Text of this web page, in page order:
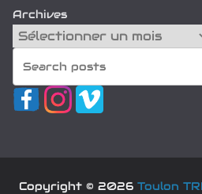
Archives
Copyright © 2026 Toulon